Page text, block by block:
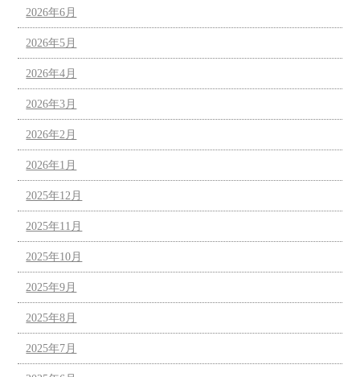
2026年6月
2026年5月
2026年4月
2026年3月
2026年2月
2026年1月
2025年12月
2025年11月
2025年10月
2025年9月
2025年8月
2025年7月